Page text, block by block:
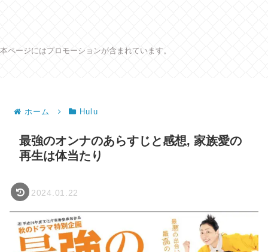
本ページにはプロモーションが含まれています。
ホーム Hulu
最強のオンナのあらすじと感想, 家族愛の
再生は体当たり
2024.01.22